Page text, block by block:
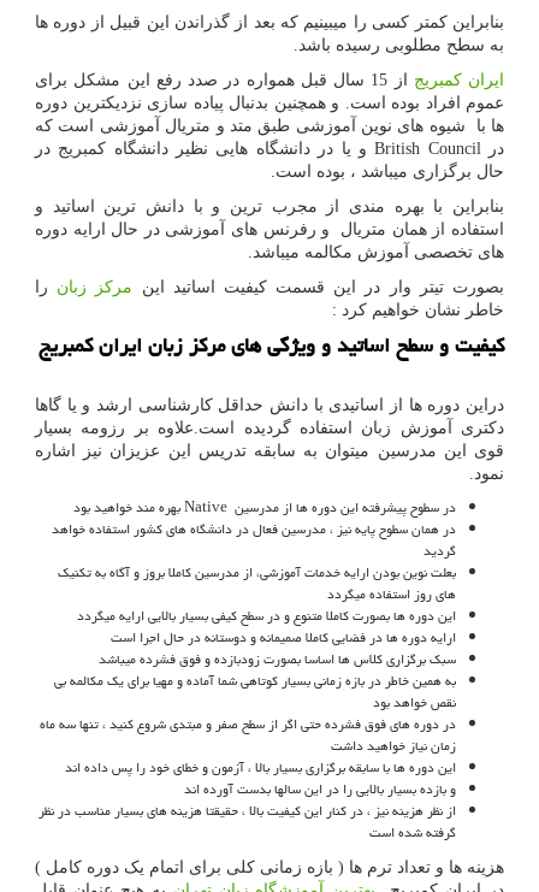
بنابراین کمتر کسی را میبینیم که بعد از گذراندن این قبیل از دوره ها
به سطح مطلوبی رسیده باشد.
ایران کمبریج
از 15 سال قبل همواره در صدد رفع این مشکل برای
عموم افراد بوده است. و همچنین بدنبال پیاده سازی نزدیکترین دوره
ها با شیوه های نوین آموزشی طبق متد و متریال آموزشی است که
در British Councilو یا در دانشگاه هایی نظیر دانشگاه کمبریج در
حال برگزاری میباشد ، بوده است.
بنابراین با بهره مندی از مجرب ترین و با دانش ترین اساتید و
استفاده از همان متریال و رفرنس های آموزشی در حال ارایه دوره
های تخصصی آموزش مکالمه میباشد.
بصورت تیتر وار در این قسمت کیفیت اساتید این مرکز زبان را
خاطر نشان خواهیم کرد :
کیفیت و سطح اساتید و ویژگی های مرکز زبان ایران کمبریج
دراین دوره ها از اساتیدی با دانش حداقل کارشناسی ارشد و یا گاها
دکتری آموزش زبان استفاده گردیده است.علاوه بر رزومه بسیار
قوی این مدرسین میتوان به سابقه تدریس این عزیزان نیز اشاره
نمود.
در سطوح پیشرفته این دوره ها از مدرسین Nativeبهره مند خواهید بود
در همان سطوح پایه نیز ، مدرسین فعال در دانشگاه های کشور استفاده خواهد
گردید
بعلت نوین بودن ارایه خدمات آموزشی، از مدرسین کاملا بروز و آگاه به تکنیک
های روز استفاده میگردد
این دوره ها بصورت کاملا متنوع و در سطح کیفی بسیار بالایی ارایه میگردد
ارایه دوره ها در فضایی کاملا صمیمانه و دوستانه در حال اجرا است
سبک برگزاری کلاس ها اساسا بصورت زودبازده و فوق فشرده میباشد
به همین خاطر در بازه زمانی بسیار کوتاهی شما آماده و مهیا برای یک مکالمه بی
نقص خواهد بود
در دوره های فوق فشرده حتی اگر از سطح صفر و مبتدی شروع کنید ، تنها سه ماه
زمان نیاز خواهید داشت
این دوره ها با سابقه برگزاری بسیار بالا ، آزمون و خطای خود را پس داده اند
و بازده بسیار بالایی را در این سالها بدست آورده اند
از نظر هزینه نیز ، در کنار این کیفیت بالا ، حقیقتا هزینه های بسیار مناسب در نظر
گرفته شده است
هزینه ها و تعداد ترم ها ( بازه زمانی کلی برای اتمام یک دوره کامل )